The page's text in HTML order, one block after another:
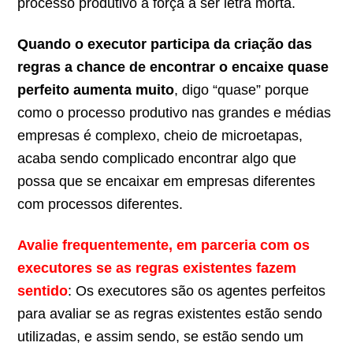
Quando o executor participa da criação das
regras a chance de encontrar o encaixe quase
perfeito aumenta muito, digo “quase” porque
como o processo produtivo nas grandes e médias
empresas é complexo, cheio de microetapas,
acaba sendo complicado encontrar algo que
possa que se encaixar em empresas diferentes
com processos diferentes.
Avalie frequentemente, em parceria com os
executores se as regras existentes fazem
sentido: Os executores são os agentes perfeitos
para avaliar se as regras existentes estão sendo
utilizadas, e assim sendo, se estão sendo um